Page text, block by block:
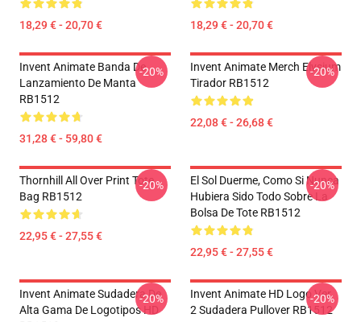
18,29 € - 20,70 € 18,29 € - 20,70 €
Invent Animate Banda De
Lanzamiento De Manta
RB1512
31,28 € - 59,80 €
-20%
Invent Animate Merch Elysium
Tirador RB1512
22,08 € - 26,68 €
-20%
Thornhill All Over Print Tote
Bag RB1512
22,95 € - 27,55 €
-20%
El Sol Duerme, Como Si Nunca
Hubiera Sido Todo Sobre La
Bolsa De Tote RB1512
22,95 € - 27,55 €
-20%
Invent Animate Sudadera De
Alta Gama De Logotipos HD
-20%
Invent Animate HD Logo Ver.
2 Sudadera Pullover RB1512
-20%